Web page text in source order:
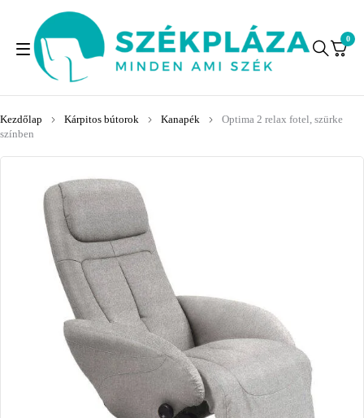
0
Kezdőlap Kárpitos bútorok Kanapék
Optima 2 relax fotel, szürke
színben